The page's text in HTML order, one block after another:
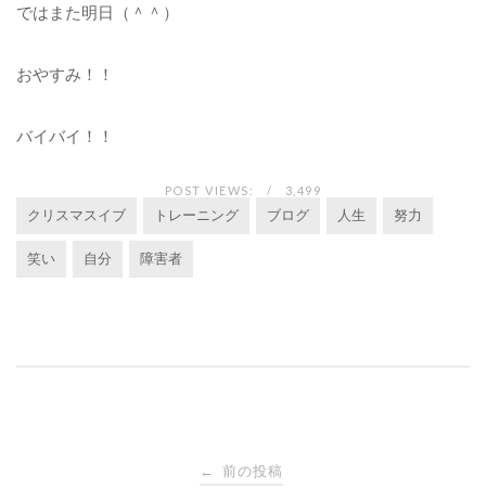
ではまた明日（＾＾）
おやすみ！！
バイバイ！！
POST VIEWS: 3,499
クリスマスイブ トレーニング ブログ 人生 努力
笑い 自分 障害者
← 前の投稿